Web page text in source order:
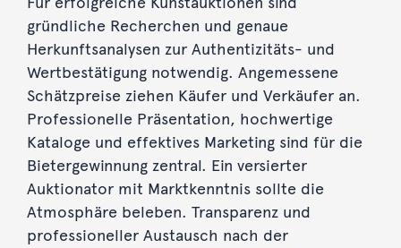
gründliche Recherchen und genaue
Herkunftsanalysen zur Authentizitäts- und
Wertbestätigung notwendig. Angemessene
Schätzpreise ziehen Käufer und Verkäufer an.
Professionelle Präsentation, hochwertige
Kataloge und effektives Marketing sind für die
Bietergewinnung zentral. Ein versierter
Auktionator mit Marktkenntnis sollte die
Atmosphäre beleben. Transparenz und
professioneller Austausch nach der